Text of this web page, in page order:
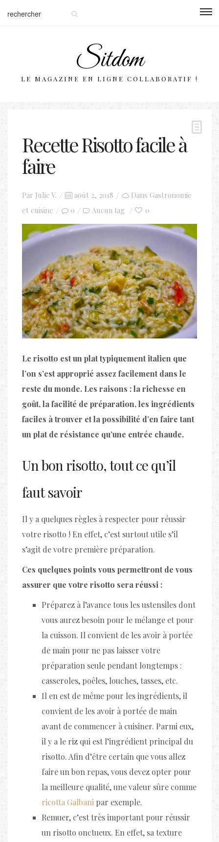
Sitdom
LE MAGAZINE EN LIGNE COLLABORATIF !
Recette Risotto facile à
faire
Par Julie V.
Posted
on
août 2, 2018 Dans Gastronomie
et cuisine
0 Aucun tag 0
Le risotto est un plat typiquement italien que
l’on s’est approprié assez facilement dans le
reste du monde. Les raisons : la richesse en
goût, la facilité de préparation, les ingrédients
faciles à trouver et la possibilité d’en faire tant
un plat de résistance qu’une entrée chaude.
Un bon risotto, tout ce qu’il
faut savoir
Il y a quelques règles à respecter pour réussir
votre risotto ! En effet, c’est surtout utile s’il
s’agit de votre première préparation.
Ces quelques points vous permettront de vous
assurer que votre risotto sera réussi :
Préparez à l’avance tous les ustensiles dont
vous aurez besoin pour le mélange et pour
la cuisson. Il convient de les avoir à portée
de main pour ne pas laisser votre
préparation seule pendant longtemps :
casseroles, poêles, louches, tasses, etc.
Il en est de même pour les ingrédients, il
convient de les avoir à portée de main
avant de commencer à cuisiner. Parmi eux,
il y a le riz qui est l’ingrédient principal du
risotto. Afin d’être certain que vous allez
faire un bon repas, vous devez opter pour
la meilleure qualité, une valeur sûre comme
ricotta Galbani par exemple.
Remuer, c’est très important pour réussir
un risotto onctueux. En effet, sa texture